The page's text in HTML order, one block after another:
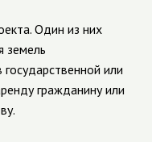
Один из них
земель
или
гражданину или